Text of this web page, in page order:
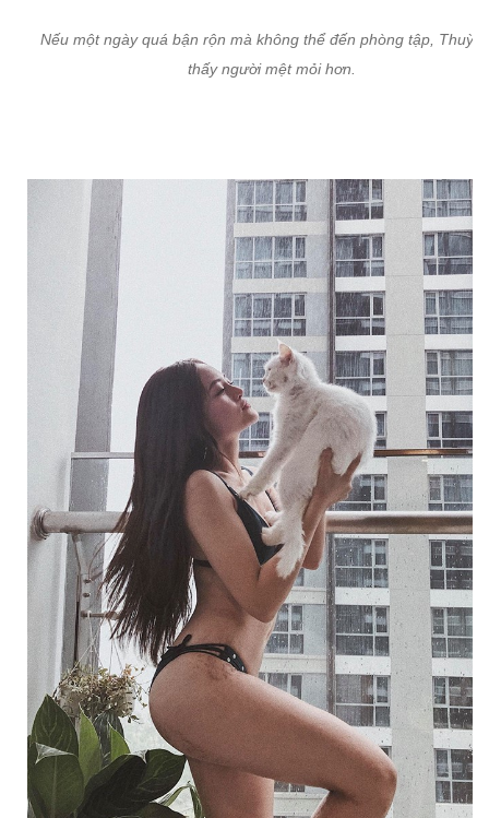
Nếu một ngày quá bận rộn mà không thể đến phòng tập, Thuỳ
thấy người mệt mỏi hơn.